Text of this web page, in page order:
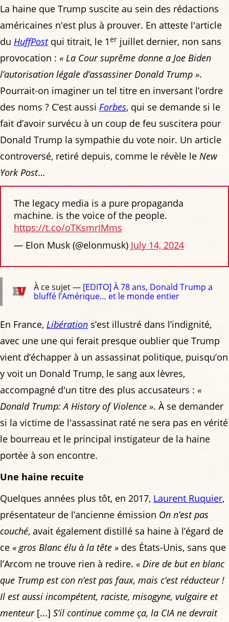
La haine que Trump suscite au sein des rédactions
américaines n'est plus à prouver. En atteste l'article
du HuffPostqui titrait, le 1er juillet dernier, non sans
provocation : « La Cour suprême donne a Joe Biden
l’autorisation légale d’assassiner Donald Trump ».
Pourrait-on imaginer un tel titre en inversant l’ordre
des noms ? C’est aussi Forbes, qui se demande si le
fait d’avoir survécu à un coup de feu suscitera pour
Donald Trump la sympathie du vote noir. Un article
controversé, retiré depuis, comme le révèle le New
York Post…
The legacy media is a pure propaganda
machine. is the voice of the people.
https://t.co/oTKsmrIMms
— Elon Musk (@elonmusk) July 14, 2024
À ce sujet — [EDITO] À 78 ans, Donald Trump a
bluffé l’Amérique… et le monde entier
En France, Libération s’est illustré dans l’indignité,
avec une une qui ferait presque oublier que Trump
vient d’échapper à un assassinat politique, puisqu’on
y voit un Donald Trump, le sang aux lèvres,
accompagné d'un titre des plus accusateurs : «
Donald Trump: A History of Violence ». À se demander
si la victime de l'assassinat raté ne sera pas en vérité
le bourreau et le principal instigateur de la haine
portée à son encontre.
Une haine recuite
Quelques années plus tôt, en 2017, Laurent Ruquier,
présentateur de l’ancienne émission On n’est pas
couché, avait également distillé sa haine à l’égard de
ce « gros Blanc élu à la tête » des États-Unis, sans que
l’Arcom ne trouve rien à redire. « Dire de but en blanc
que Trump est con n’est pas faux, mais c’est réducteur !
Il est aussi incompétent, raciste, misogyne, vulgaire et
menteur[...] S’il continue comme ça, la CIA ne devrait